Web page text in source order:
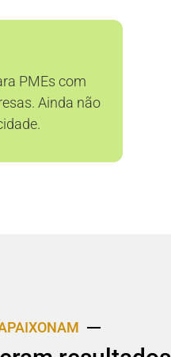
PMEs com
Ainda não